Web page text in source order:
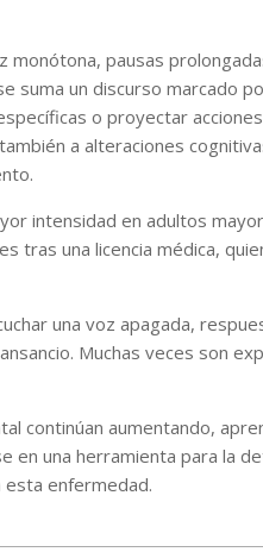
monótona, pausas
suma un discurso marcado
o proyectar
a alteraciones
intensidad en adultos
tras una licencia médica,
una voz apagada,
Muchas veces son
continúan aumentando,
una herramienta para la
esta enfermedad.